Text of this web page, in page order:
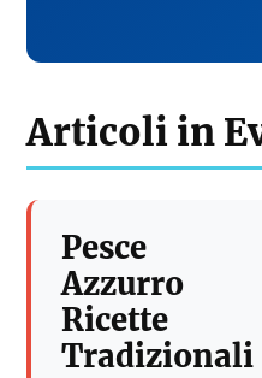
Articoli in
Pesce
Azzurro
Ricette
Tradizionali